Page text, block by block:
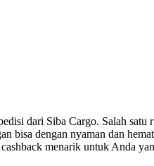
dari Siba Cargo. Salah
dengan nyaman dan
menarik untuk Anda